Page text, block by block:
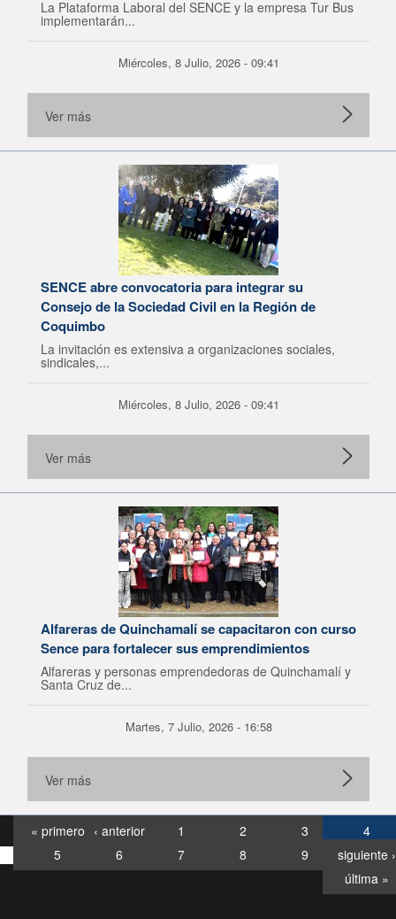
La Plataforma Laboral del SENCE y la empresa Tur Bus
implementarán...
Miércoles, 8 Julio, 2026 - 09:41
Ver más
SENCE abre convocatoria para integrar su
Consejo de la Sociedad Civil en la Región de
Coquimbo
La invitación es extensiva a organizaciones sociales,
sindicales,...
Miércoles, 8 Julio, 2026 - 09:41
Ver más
Alfareras de Quinchamalí se capacitaron con curso
Sence para fortalecer sus emprendimientos
Alfareras y personas emprendedoras de Quinchamalí y
Santa Cruz de...
Martes, 7 Julio, 2026 - 16:58
Ver más
« primero ‹ anterior 1 2 3
4
5
6 7 8 9
siguiente ›
última »